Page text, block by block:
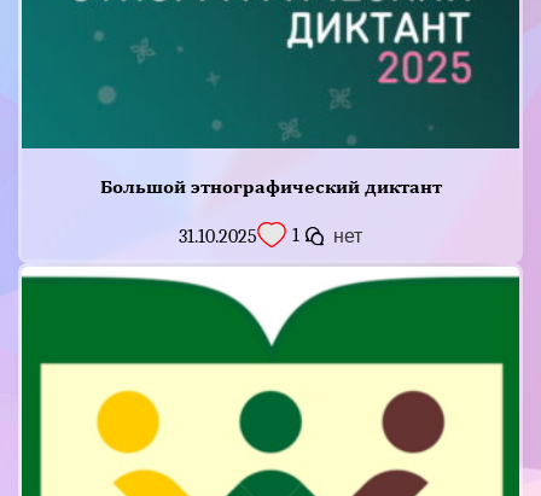
Большой этнографический диктант
31.10.2025 1 нет